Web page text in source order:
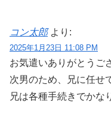
コン太郎 より:
2025年1月23日 11:08 PM
お気遣いありがとうご
次男のため、兄に任せ
兄は各種手続きでかな